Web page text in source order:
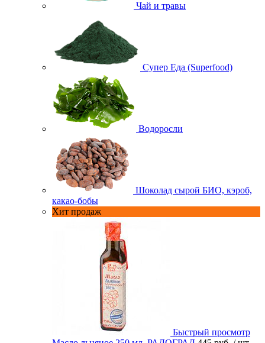
Чай и травы
Супер Еда (Superfood)
Водоросли
Шоколад сырой БИО, кэроб,
какао-бобы
Хит продаж
Быстрый просмотр